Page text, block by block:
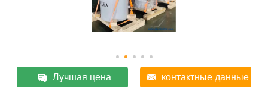
Лучшая цена контактные данные